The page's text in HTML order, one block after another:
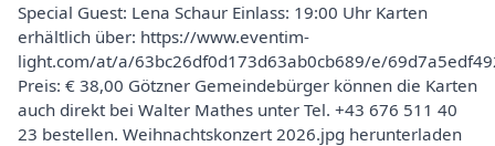
Special Guest: Lena Schaur Einlass: 19:00 Uhr Karten
erhältlich über: https://www.eventim-
light.com/at/a/63bc26df0d173d63ab0cb689/e/
Preis: € 38,00 Götzner Gemeindebürger können die Karten
auch direkt bei Walter Mathes unter Tel. +43 676 511 40
23 bestellen. Weihnachtskonzert 2026.jpg herunterladen